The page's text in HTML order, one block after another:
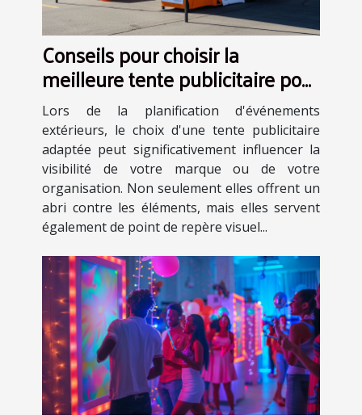
Conseils pour choisir la
meilleure tente publicitaire pour
vos événements
Lors de la planification d'événements
extérieurs, le choix d'une tente publicitaire
adaptée peut significativement influencer la
visibilité de votre marque ou de votre
organisation. Non seulement elles offrent un
abri contre les éléments, mais elles servent
également de point de repère visuel...